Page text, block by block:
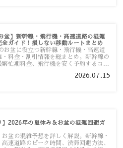
盆】新幹線・飛行機・高速道路の混雑
全ガイド！損しない移動ルートまとめ
お盆に役立つ新幹線・飛行機・高速道
・料金・割引情報を総まとめ。新幹線の
繁忙期料金、飛行機を安く予約するコ
法を分かりやすく解説します。2026.07.15
】2026年の夏休み＆お盆の混雑回避ガ
お盆の混雑予想を詳しく解説。新幹線・
高速道路のピーク時間、渋滞回避方法、